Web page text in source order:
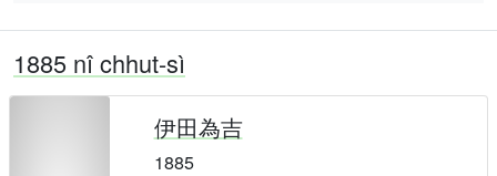
1885 nî chhut-sì
伊田為吉
1885